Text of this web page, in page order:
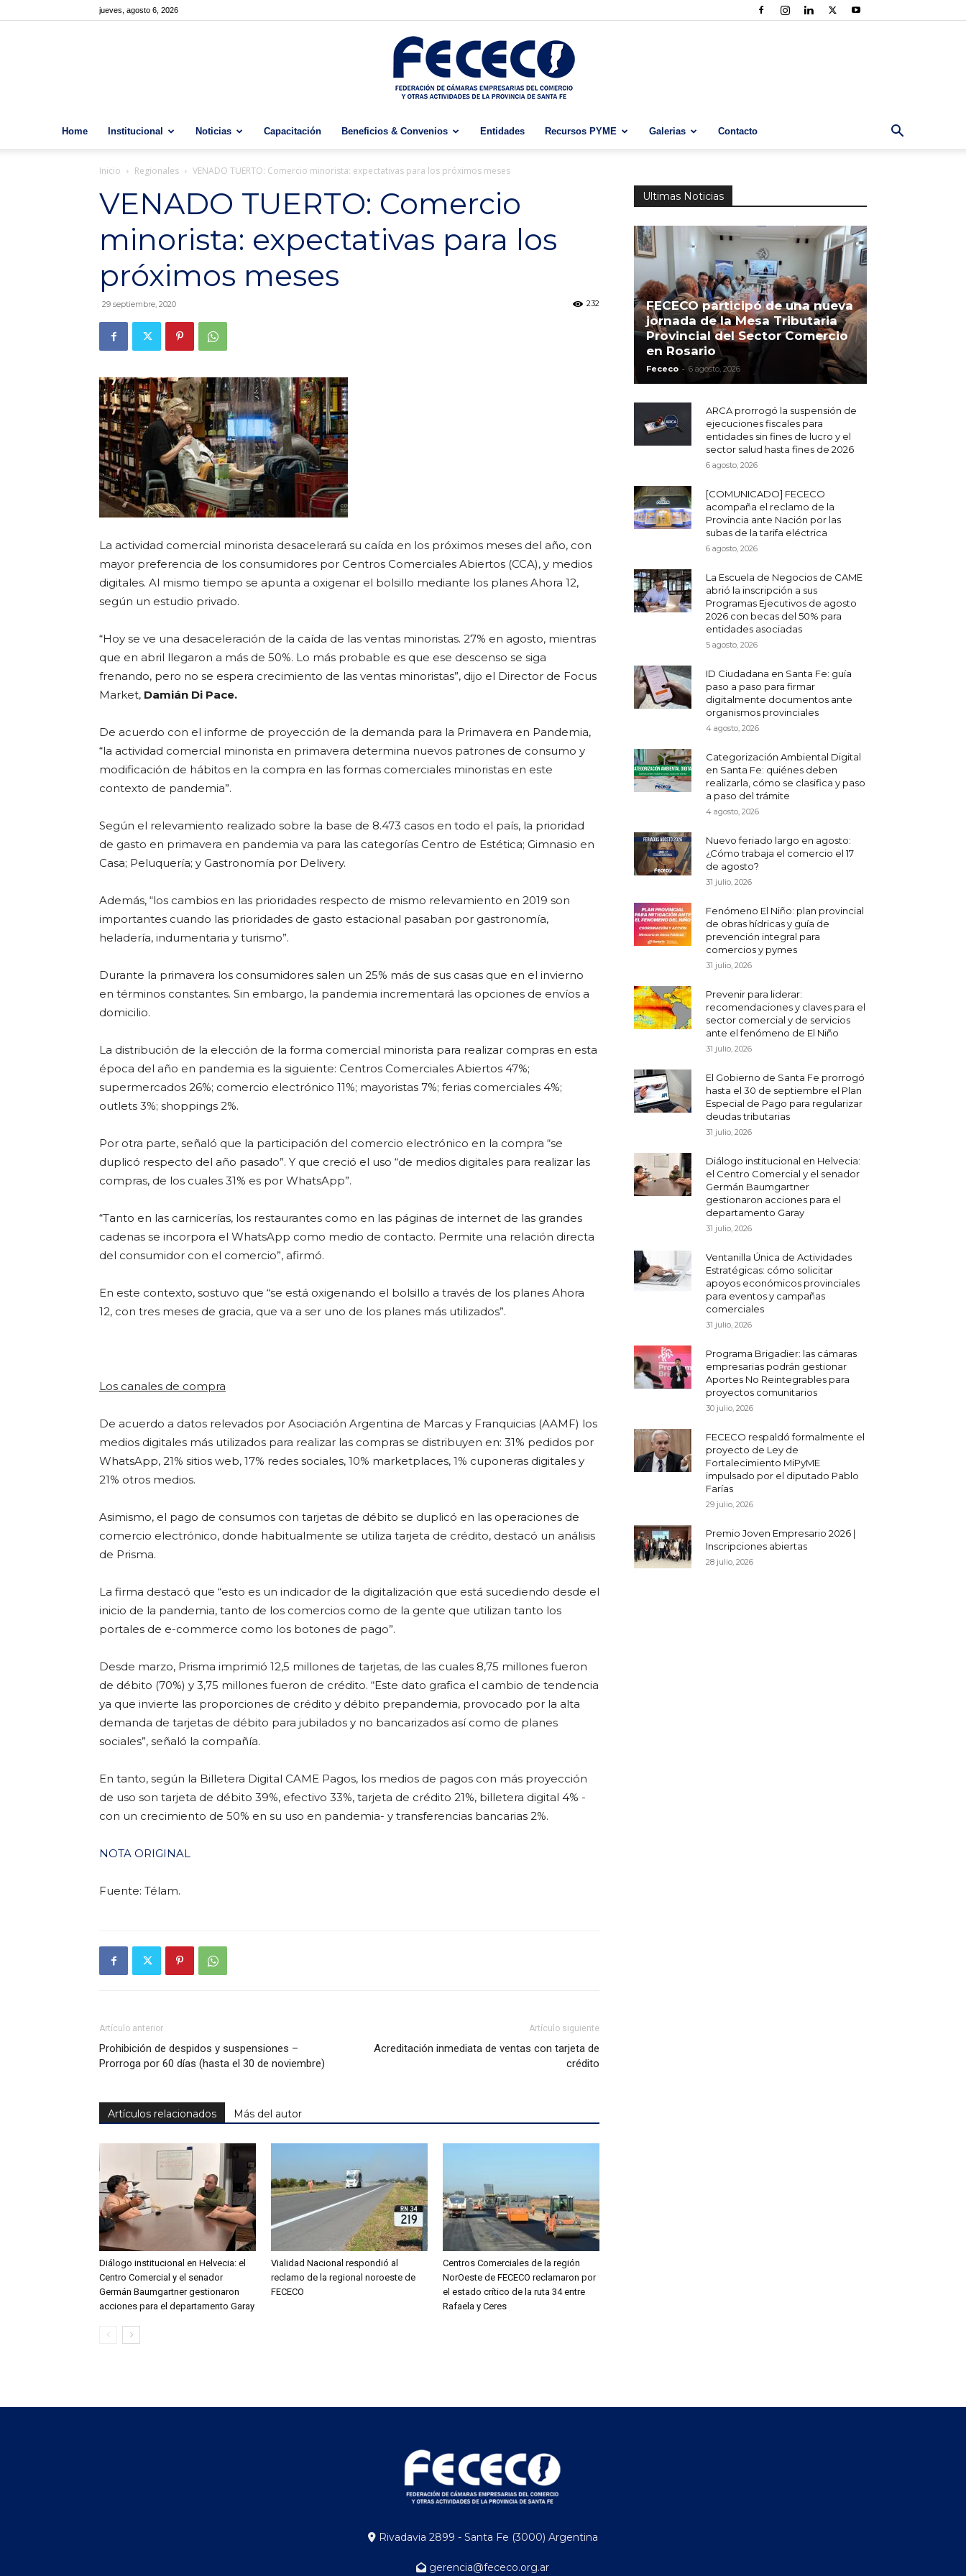
jueves, agosto 6, 2026
Home Institucional Noticias Capacitación Beneficios & Convenios Entidades Recursos PYME Galerias Contacto
Inicio Regionales VENADO TUERTO: Comercio minorista: expectativas para los próximos meses
VENADO TUERTO: Comercio
minorista: expectativas para los
próximos meses
29 septiembre, 2020 232
La actividad comercial minorista desacelerará su caída en los próximos meses del año, con
mayor preferencia de los consumidores por Centros Comerciales Abiertos (CCA), y medios
digitales. Al mismo tiempo se apunta a oxigenar el bolsillo mediante los planes Ahora 12,
según un estudio privado.
“Hoy se ve una desaceleración de la caída de las ventas minoristas. 27% en agosto, mientras
que en abril llegaron a más de 50%. Lo más probable es que ese descenso se siga
frenando, pero no se espera crecimiento de las ventas minoristas”, dijo el Director de Focus
Market, Damián Di Pace.
De acuerdo con el informe de proyección de la demanda para la Primavera en Pandemia,
“la actividad comercial minorista en primavera determina nuevos patrones de consumo y
modificación de hábitos en la compra en las formas comerciales minoristas en este
contexto de pandemia”.
Según el relevamiento realizado sobre la base de 8.473 casos en todo el país, la prioridad
de gasto en primavera en pandemia va para las categorías Centro de Estética; Gimnasio en
Casa; Peluquería; y Gastronomía por Delivery.
Además, “los cambios en las prioridades respecto de mismo relevamiento en 2019 son
importantes cuando las prioridades de gasto estacional pasaban por gastronomía,
heladería, indumentaria y turismo”.
Durante la primavera los consumidores salen un 25% más de sus casas que en el invierno
en términos constantes. Sin embargo, la pandemia incrementará las opciones de envíos a
domicilio.
La distribución de la elección de la forma comercial minorista para realizar compras en esta
época del año en pandemia es la siguiente: Centros Comerciales Abiertos 47%;
supermercados 26%; comercio electrónico 11%; mayoristas 7%; ferias comerciales 4%;
outlets 3%; shoppings 2%.
Por otra parte, señaló que la participación del comercio electrónico en la compra “se
duplicó respecto del año pasado”. Y que creció el uso “de medios digitales para realizar las
compras, de los cuales 31% es por WhatsApp”.
“Tanto en las carnicerías, los restaurantes como en las páginas de internet de las grandes
cadenas se incorpora el WhatsApp como medio de contacto. Permite una relación directa
del consumidor con el comercio”, afirmó.
En este contexto, sostuvo que “se está oxigenando el bolsillo a través de los planes Ahora
12, con tres meses de gracia, que va a ser uno de los planes más utilizados”.
Los canales de compra
De acuerdo a datos relevados por Asociación Argentina de Marcas y Franquicias (AAMF) los
medios digitales más utilizados para realizar las compras se distribuyen en: 31% pedidos por
WhatsApp, 21% sitios web, 17% redes sociales, 10% marketplaces, 1% cuponeras digitales y
21% otros medios.
Asimismo, el pago de consumos con tarjetas de débito se duplicó en las operaciones de
comercio electrónico, donde habitualmente se utiliza tarjeta de crédito, destacó un análisis
de Prisma.
La firma destacó que “esto es un indicador de la digitalización que está sucediendo desde el
inicio de la pandemia, tanto de los comercios como de la gente que utilizan tanto los
portales de e-commerce como los botones de pago”.
Desde marzo, Prisma imprimió 12,5 millones de tarjetas, de las cuales 8,75 millones fueron
de débito (70%) y 3,75 millones fueron de crédito. “Este dato grafica el cambio de tendencia
ya que invierte las proporciones de crédito y débito prepandemia, provocado por la alta
demanda de tarjetas de débito para jubilados y no bancarizados así como de planes
sociales”, señaló la compañía.
En tanto, según la Billetera Digital CAME Pagos, los medios de pagos con más proyección
de uso son tarjeta de débito 39%, efectivo 33%, tarjeta de crédito 21%, billetera digital 4% -
con un crecimiento de 50% en su uso en pandemia- y transferencias bancarias 2%.
NOTA ORIGINAL
Fuente: Télam.
Artículo anterior
Prohibición de despidos y suspensiones –
Prorroga por 60 días (hasta el 30 de noviembre)
Artículo siguiente
Acreditación inmediata de ventas con tarjeta de
crédito
Artículos relacionados Más del autor
Diálogo institucional en Helvecia: el
Centro Comercial y el senador
Germán Baumgartner gestionaron
acciones para el departamento Garay
Vialidad Nacional respondió al
reclamo de la regional noroeste de
FECECO
Centros Comerciales de la región
NorOeste de FECECO reclamaron por
el estado crítico de la ruta 34 entre
Rafaela y Ceres
Ultimas Noticias
FECECO participó de una nueva
jornada de la Mesa Tributaria
Provincial del Sector Comercio
en Rosario
Fececo - 6 agosto, 2026
ARCA prorrogó la suspensión de
ejecuciones fiscales para
entidades sin fines de lucro y el
sector salud hasta fines de 2026
6 agosto, 2026
[COMUNICADO] FECECO
acompaña el reclamo de la
Provincia ante Nación por las
subas de la tarifa eléctrica
6 agosto, 2026
La Escuela de Negocios de CAME
abrió la inscripción a sus
Programas Ejecutivos de agosto
2026 con becas del 50% para
entidades asociadas
5 agosto, 2026
ID Ciudadana en Santa Fe: guía
paso a paso para firmar
digitalmente documentos ante
organismos provinciales
4 agosto, 2026
Categorización Ambiental Digital
en Santa Fe: quiénes deben
realizarla, cómo se clasifica y paso
a paso del trámite
4 agosto, 2026
Nuevo feriado largo en agosto:
¿Cómo trabaja el comercio el 17
de agosto?
31 julio, 2026
Fenómeno El Niño: plan provincial
de obras hídricas y guía de
prevención integral para
comercios y pymes
31 julio, 2026
Prevenir para liderar:
recomendaciones y claves para el
sector comercial y de servicios
ante el fenómeno de El Niño
31 julio, 2026
El Gobierno de Santa Fe prorrogó
hasta el 30 de septiembre el Plan
Especial de Pago para regularizar
deudas tributarias
31 julio, 2026
Diálogo institucional en Helvecia:
el Centro Comercial y el senador
Germán Baumgartner
gestionaron acciones para el
departamento Garay
31 julio, 2026
Ventanilla Única de Actividades
Estratégicas: cómo solicitar
apoyos económicos provinciales
para eventos y campañas
comerciales
31 julio, 2026
Programa Brigadier: las cámaras
empresarias podrán gestionar
Aportes No Reintegrables para
proyectos comunitarios
30 julio, 2026
FECECO respaldó formalmente el
proyecto de Ley de
Fortalecimiento MiPyME
impulsado por el diputado Pablo
Farías
29 julio, 2026
Premio Joven Empresario 2026 |
Inscripciones abiertas
28 julio, 2026
Rivadavia 2899 - Santa Fe (3000) Argentina
gerencia@fececo.org.ar